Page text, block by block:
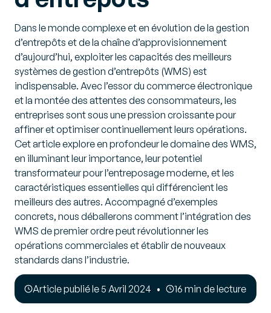
Dans le monde complexe et en évolution de la gestion
d’entrepôts et de la chaîne d’approvisionnement
d’aujourd’hui, exploiter les capacités des meilleurs
systèmes de gestion d’entrepôts (WMS) est
indispensable. Avec l’essor du commerce électronique
et la montée des attentes des consommateurs, les
entreprises sont sous une pression croissante pour
affiner et optimiser continuellement leurs opérations.
Cet article explore en profondeur le domaine des WMS,
en illuminant leur importance, leur potentiel
transformateur pour l’entreposage moderne, et les
caractéristiques essentielles qui différencient les
meilleurs des autres. Accompagné d’exemples
concrets, nous déballerons comment l’intégration des
WMS de premier ordre peut révolutionner les
opérations commerciales et établir de nouveaux
standards dans l’industrie.
Article publié le 5 Avril 2024 16 min de lecture